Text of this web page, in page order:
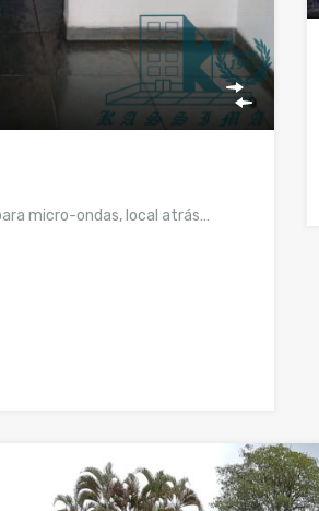
micro-ondas, local atrás…